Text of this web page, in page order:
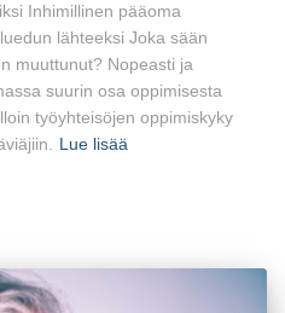
Inhimillinen pääoma
lähteeksi Joka sään
muuttunut? Nopeasti ja
suurin osa oppimisesta
työyhteisöjen oppimiskyky
Lue lisää